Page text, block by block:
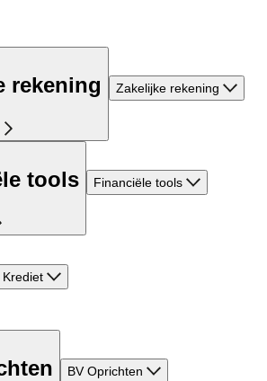
rekening Zakelijke rekening
tools Financiële tools
Krediet
BV Oprichten